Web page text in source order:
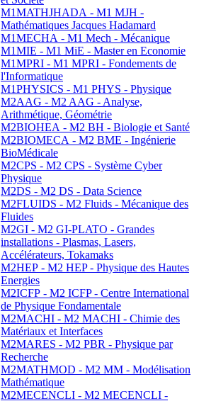
M1MATHJHADA - M1 MJH -
Mathématiques Jacques Hadamard
M1MECHA - M1 Mech - Mécanique
M1MIE - M1 MiE - Master en Economie
M1MPRI - M1 MPRI - Fondements de
l'Informatique
M1PHYSICS - M1 PHYS - Physique
M2AAG - M2 AAG - Analyse,
Arithmétique, Géométrie
M2BIOHEA - M2 BH - Biologie et Santé
M2BIOMECA - M2 BME - Ingénierie
BioMédicale
M2CPS - M2 CPS - Système Cyber
Physique
M2DS - M2 DS - Data Science
M2FLUIDS - M2 Fluids - Mécanique des
Fluides
M2GI - M2 GI-PLATO - Grandes
installations - Plasmas, Lasers,
Accélérateurs, Tokamaks
M2HEP - M2 HEP - Physique des Hautes
Energies
M2ICFP - M2 ICFP - Centre International
de Physique Fondamentale
M2MACHI - M2 MACHI - Chimie des
Matériaux et Interfaces
M2MARES - M2 PBR - Physique par
Recherche
M2MATHMOD - M2 MM - Modélisation
Mathématique
M2MECENCLI - M2 MECENCLI -